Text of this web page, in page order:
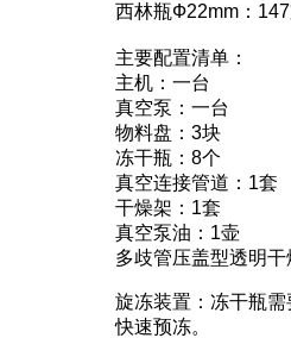
西林瓶Ф22mm：
主要配置清单：
主机：一台
真空泵：一台
物料盘：3块
冻干瓶：8个
真空连接管道：1套
干燥架：1套
真空泵油：1壶
多歧管压盖型透明
旋冻装置：冻干瓶
快速预冻。